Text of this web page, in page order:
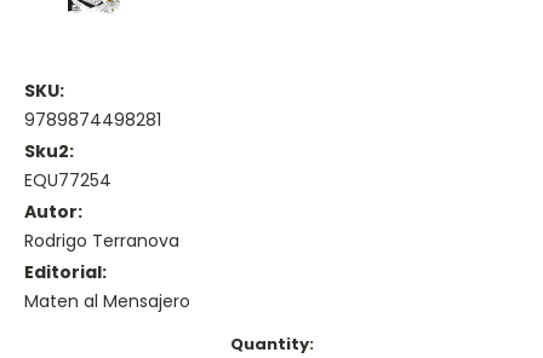
SKU:
9789874498281
Sku2:
EQU77254
Autor:
Rodrigo Terranova
Editorial:
Maten al Mensajero
Quantity: